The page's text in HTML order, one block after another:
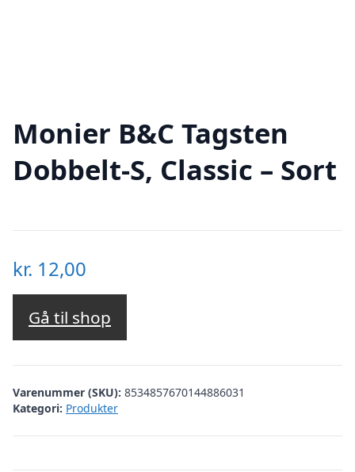
Monier B&C Tagsten
Dobbelt-S, Classic – Sort
kr. 12,00
Gå til shop
Varenummer (SKU): 8534857670144886031
Kategori: Produkter